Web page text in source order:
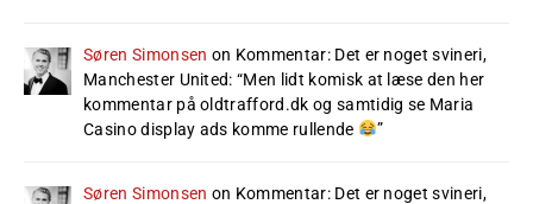
Søren Simonsen on Kommentar: Det er noget svineri,
Manchester United: “Men lidt komisk at læse den her
kommentar på oldtrafford.dk og samtidig se Maria
Casino display ads komme rullende
”
Søren Simonsen on Kommentar: Det er noget svineri,